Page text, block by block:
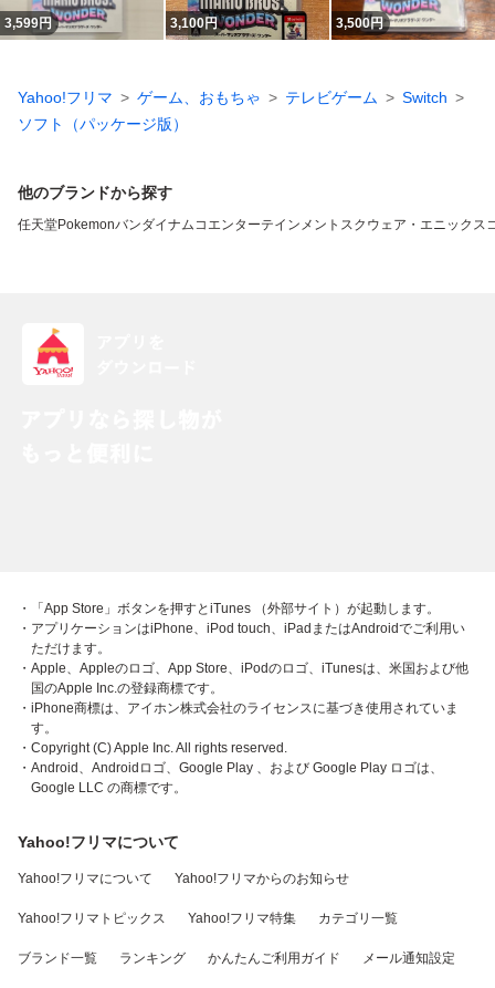
3,599円 3,100円 3,500円
Yahoo!フリマ ゲーム、おもちゃ テレビゲーム
Switch
ソフト（パッケージ版）
他のブランドから探す
任天堂Pokemonバンダイナムコエンターテインメント スクウェア・エニックス
・「App Store」ボタンを押すとiTunes （外部サイト）が起動します。
・アプリケーションはiPhone、iPod touch、iPadまたはAndroidでご利用い
ただけます。
・Apple、Appleのロゴ、App Store、iPodのロゴ、iTunesは、米国および他
国のApple Inc.の登録商標です。
・iPhone商標は、アイホン株式会社のライセンスに基づき使用されていま
す。
・Copyright (C) Apple Inc. All rights reserved.
・Android、Androidロゴ、Google Play 、および Google Play ロゴは、
Google LLC の商標です。
Yahoo!フリマについて
Yahoo!フリマについて Yahoo!フリマからのお知らせ
Yahoo!フリマトピックス Yahoo!フリマ特集 カテゴリ一覧
ブランド一覧 ランキング かんたんご利用ガイド メール通知設定